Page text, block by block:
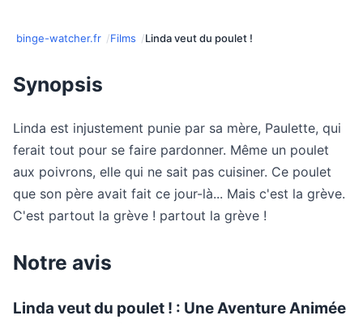
binge-watcher.fr Films Linda veut du poulet !
Synopsis
Linda est injustement punie par sa mère, Paulette, qui
ferait tout pour se faire pardonner. Même un poulet
aux poivrons, elle qui ne sait pas cuisiner. Ce poulet
que son père avait fait ce jour-là... Mais c'est la grève.
C'est partout la grève ! partout la grève !
Notre avis
Linda veut du poulet ! : Une Aventure Animée